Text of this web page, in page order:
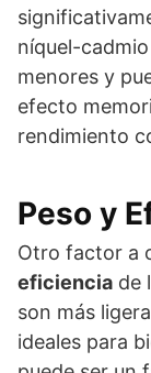
níquel-
menores y
efecto
rendimiento
Peso y
Otro factor a
eficiencia de
son más
ideales para